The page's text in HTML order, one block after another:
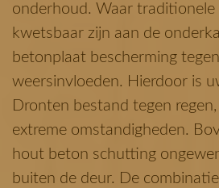
onderhoud. Waar
kwetsbaar zijn aan de
betonplaat bescherming
weersinvloeden. Hierdoor is
Dronten bestand tegen
extreme omstandigheden.
hout beton schutting
buiten de deur. De